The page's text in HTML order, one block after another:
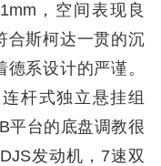
，空间表现良
合斯柯达一贯的沉
系设计的严谨。
杆式独立悬挂组
平台的底盘调教很
发动机，7速双